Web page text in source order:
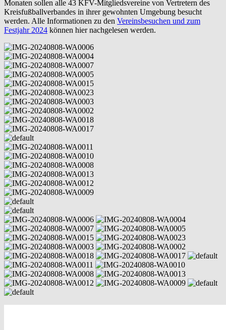
Monaten sollen alle 43 KFV-Mitgliedsvereine von Vertretern des
Kreisfußballverbandes in ihrer gewohnten Umgebung besucht
werden. Alle Informationen zu den Vereinsbesuchen und zum
Festjahr 2024 können hier nachgelesen werden.